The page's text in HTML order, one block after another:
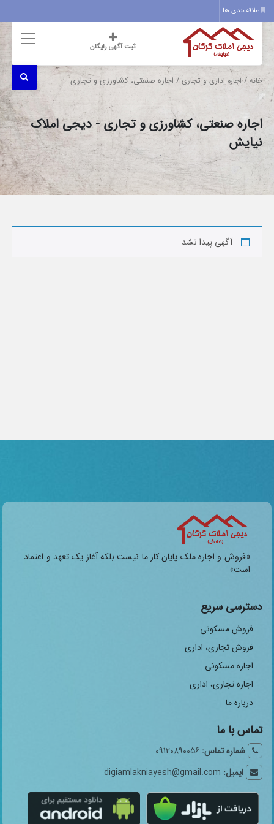
علاقه‌مندی ها
ثبت آگهی رایگان
خانه /اجاره اداری و تجاری / اجاره صنعتی، کشاورزی و تجاری
اجاره صنعتی، کشاورزی و تجاری - دیجی املاک
نیایش
آگهی پیدا نشد
«فروش و اجاره ملک پایان کار ما نیست بلکه آغاز یک تعهد و اعتماد
است»
دسترسی سریع
فروش مسکونی
فروش تجاری، اداری
اجاره مسکونی
اجاره تجاری، اداری
درباره ما
تماس با ما
شماره تماس: 09120890056
ایمیل: digiamlakniayesh@gmail.com